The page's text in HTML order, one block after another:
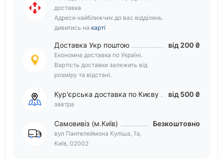
доставка
Адреси найближчих до вас відділень
дивитись на карті
Доставка Укр поштою
Економна доставка по Україні.
Вартість доставки залежить від
розміру та відстані.
від 200 ₴
Кур'єрська доставка по Києву
завтра
від 500 ₴
Самовивіз (м.Київ)
вул Пантелеймона Куліша, 1а,
Київ, 02002
Безкоштовно